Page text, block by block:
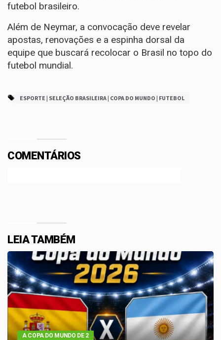
futebol brasileiro.
Além de Neymar, a convocação deve revelar
apostas, renovações e a espinha dorsal da
equipe que buscará recolocar o Brasil no topo do
futebol mundial.
ESPORTE | SELEÇÃO BRASILEIRA | COPA DO MUNDO | FUTEBOL
COMENTÁRIOS
LEIA TAMBÉM
A COPA DO MUNDO DE 2